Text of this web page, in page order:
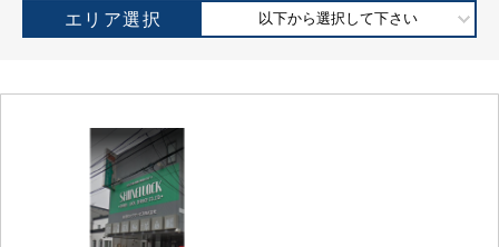
エリア選択 以下から選択して下さい